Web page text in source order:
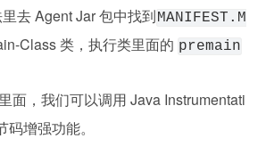
去 Agent Jar 包中找到MANIFEST.M
Class 类，执行类里面的 premain
面，我们可以调用 Java Instrumentati
增强功能。